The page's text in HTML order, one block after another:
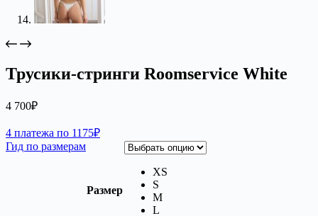
Трусики-стринги Roomservice White
4 700₽
4 платежа по 1175₽
Гид по размерам
Размер
XS
S
M
L